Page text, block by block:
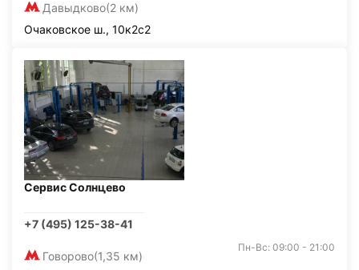
Давыдково(2 км)
Очаковское ш., 10к2с2
Сервис Солнцево
+7 (495) 125-38-41
Говорово(1,35 км)
Пн-Вс: 09:00 - 21:00